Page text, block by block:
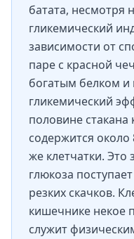
батата, несмотря
гликемический
зависимости от
паре с красной
богатым белком
гликемический
половине
содержится
же клетчатки.
глюкоза
резких скачков.
кишечнике некое
служит